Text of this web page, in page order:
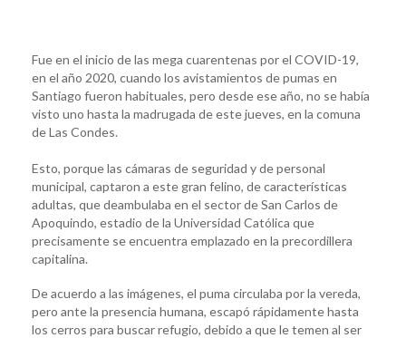
Fue en el inicio de las mega cuarentenas por el COVID-19,
en el año 2020, cuando los avistamientos de pumas en
Santiago fueron habituales, pero desde ese año, no se había
visto uno hasta la madrugada de este jueves, en la comuna
de Las Condes.
Esto, porque las cámaras de seguridad y de personal
municipal, captaron a este gran felino, de características
adultas, que deambulaba en el sector de San Carlos de
Apoquindo, estadio de la Universidad Católica que
precisamente se encuentra emplazado en la precordillera
capitalina.
De acuerdo a las imágenes, el puma circulaba por la vereda,
pero ante la presencia humana, escapó rápidamente hasta
los cerros para buscar refugio, debido a que le temen al ser